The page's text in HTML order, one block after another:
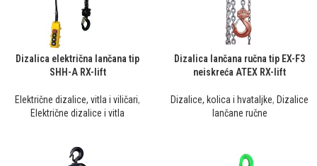
Dizalica električna lančana tip
SHH-A RX-lift
Električne dizalice, vitla i viličari,
Električne dizalice i vitla
Dizalica lančana ručna tip EX-F3
neiskreća ATEX RX-lift
Dizalice, kolica i hvataljke, Dizalice
lančane ručne